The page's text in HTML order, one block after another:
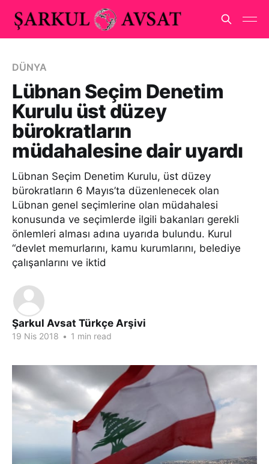
DÜNYA
Lübnan Seçim Denetim
Kurulu üst düzey
bürokratların
müdahalesine dair uyardı
Lübnan Seçim Denetim Kurulu, üst düzey
bürokratların 6 Mayıs’ta düzenlenecek olan
Lübnan genel seçimlerine olan müdahalesi
konusunda ve seçimlerde ilgili bakanları gerekli
önlemleri alması adına uyarıda bulundu. Kurul
“devlet memurlarını, kamu kurumlarını, belediye
çalışanlarını ve iktid
Şarkul Avsat Türkçe Arşivi
19 Nis 2018 • 1 min read